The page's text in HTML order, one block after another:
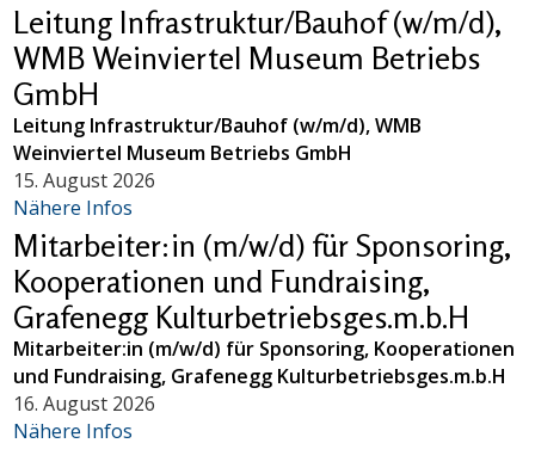
Leitung Infrastruktur/Bauhof (w/m/d),
WMB Weinviertel Museum Betriebs
GmbH
Leitung Infrastruktur/Bauhof (w/m/d), WMB
Weinviertel Museum Betriebs GmbH
15. August 2026
Nähere Infos
Mitarbeiter:in (m/w/d) für Sponsoring,
Kooperationen und Fundraising,
Grafenegg Kulturbetriebsges.m.b.H
Mitarbeiter:in (m/w/d) für Sponsoring, Kooperationen
und Fundraising, Grafenegg Kulturbetriebsges.m.b.H
16. August 2026
Nähere Infos